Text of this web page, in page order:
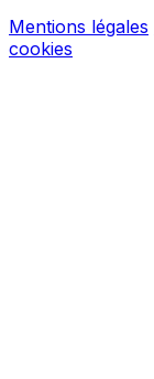
Mentions légales
cookies